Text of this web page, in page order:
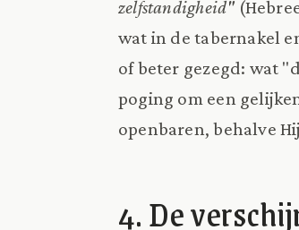
zelfstandigheid"
wat in de tabernakel
of beter gezegd: wat
poging om een
openbaren, behalve
4. De